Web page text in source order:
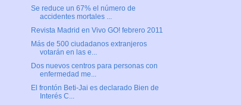
Se reduce un 67% el número de
accidentes mortales ...
Revista Madrid en Vivo GO! febrero 2011
Más de 500 ciudadanos extranjeros
votarán en las e...
Dos nuevos centros para personas con
enfermedad me...
El frontón Beti-Jai es declarado Bien de
Interés C...